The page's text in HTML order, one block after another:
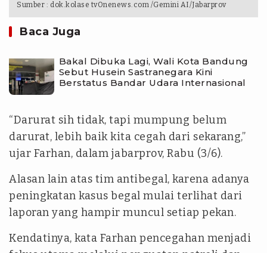
Sumber : dok.kolase tvOnenews.com /Gemini AI/Jabarprov
Baca Juga
Bakal Dibuka Lagi, Wali Kota Bandung
Sebut Husein Sastranegara Kini
Berstatus Bandar Udara Internasional
“Darurat sih tidak, tapi mumpung belum
darurat, lebih baik kita cegah dari sekarang,”
ujar Farhan, dalam jabarprov, Rabu (3/6).
Alasan lain atas tim antibegal, karena adanya
peningkatan kasus begal mulai terlihat dari
laporan yang hampir muncul setiap pekan.
Kendatinya, kata Farhan pencegahan menjadi